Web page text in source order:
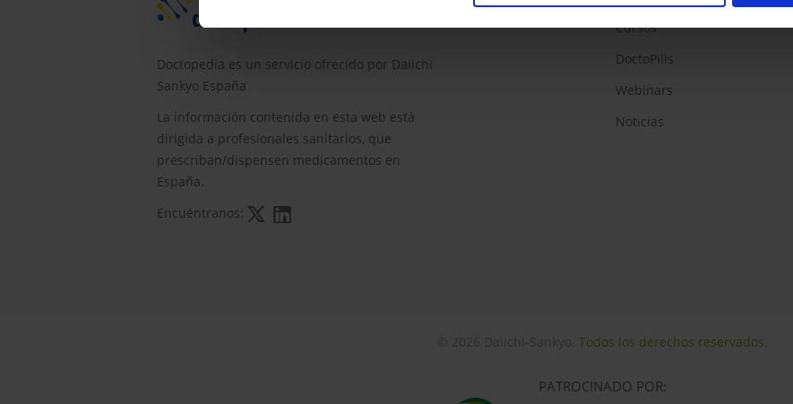
Doctopedia es un servicio ofrecido por Daiichi
Sankyo España
La información contenida en esta web está
dirigida a profesionales sanitarios, que
prescriban/dispensen medicamentos en
España.
Encuéntranos:
Cursos
DoctoPills
Webinars
Noticias
Todos los derechos reservados.
PATROCINADO POR: